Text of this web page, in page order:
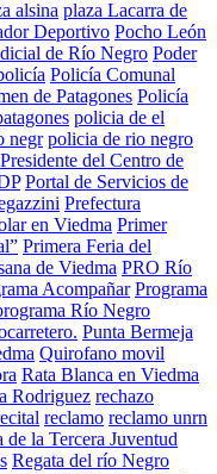
alsina plaza Lacarra de
Deportivo Pocho León
de Río Negro Poder
Policía Comunal
de Patagones Policía
policia de el
negr policia de rio negro
del Centro de
Portal de Servicios de
Prefectura
en Viedma Primer
Primera Feria del
de Viedma PRO Río
Acompañar Programa
Río Negro
Punta Bermeja
Quirofano movil
Rata Blanca en Viedma
Rodriguez rechazo
reclamo reclamo unrn
la Tercera Juventud
Regata del río Negro